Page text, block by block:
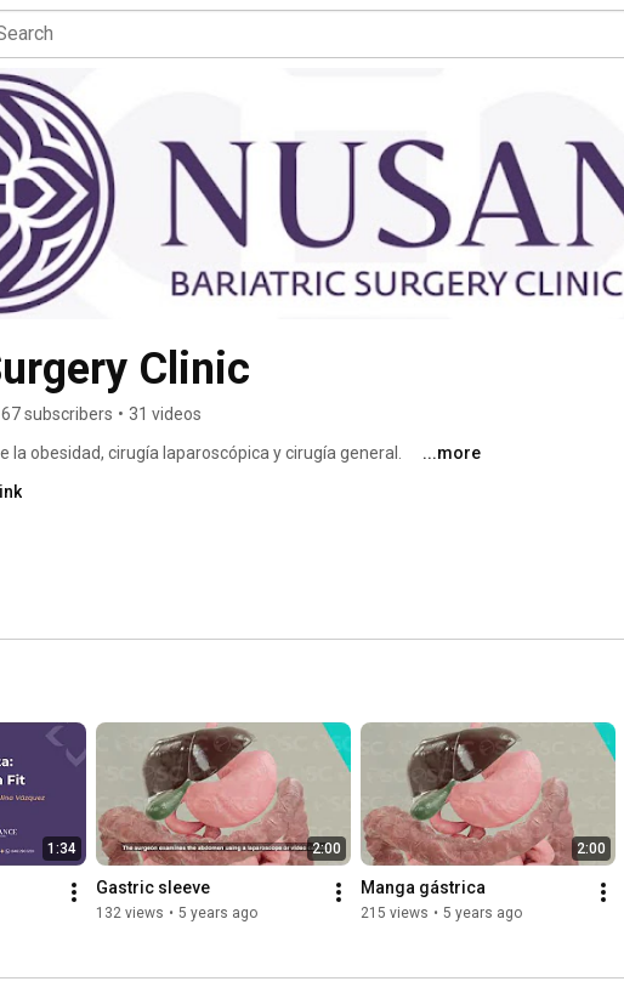
Clinic
67 subscribers • 31 videos
la obesidad, cirugía laparoscópica y cirugía general.
...more
1:34 2:00
Gastric sleeve
132 views • 5 years ago
2:00
Manga gástrica
215 views • 5 years ago